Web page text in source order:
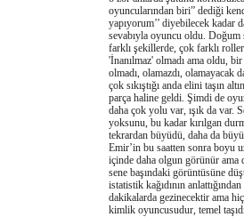
oyuncularından biri” dediği
yapıyorum’’ diyebilecek
sevabıyla oyuncu oldu.
farklı şekillerde, çok farklı
'İnanılmaz' olmadı ama oldu,
olmadı, olamazdı, olamayacak
çok sıkıştığı anda elini taşın
parça haline geldi. Şimdi de
daha çok yolu var, ışık da var.
yoksunu, bu kadar kırılgan
tekrardan büyüdü, daha da
Emir’in bu saatten sonra boyu
içinde daha olgun görünür ama
sene başındaki görüntüsüne
istatistik kağıdının
dakikalarda gezinecektir ama
kimlik oyuncusudur, temel